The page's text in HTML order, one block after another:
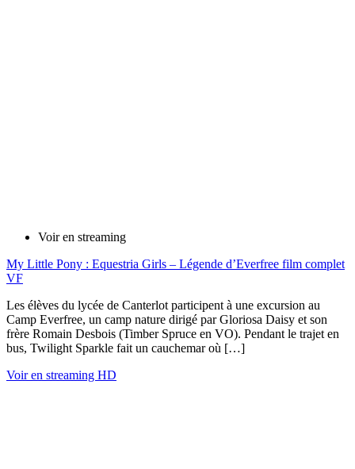
Voir en streaming
My Little Pony : Equestria Girls – Légende d’Everfree film complet
VF
Les élèves du lycée de Canterlot participent à une excursion au
Camp Everfree, un camp nature dirigé par Gloriosa Daisy et son
frère Romain Desbois (Timber Spruce en VO). Pendant le trajet en
bus, Twilight Sparkle fait un cauchemar où […]
Voir en streaming HD